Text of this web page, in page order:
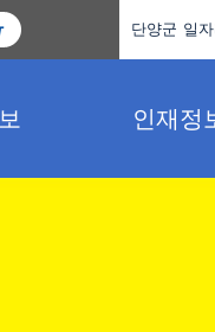
인재정
단양군 일